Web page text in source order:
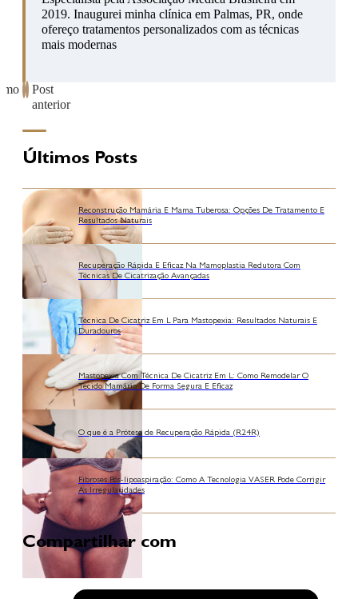
2019. Inaugurei minha clínica em Palmas, PR, onde
ofereço tratamentos personalizados com as técnicas
mais modernas
Post
anterior
Últimos Posts
Reconstrução Mamária E Mama Tuberosa: Opções De Tratamento E
Resultados Naturais
Recuperação Rápida E Eficaz Na Mamoplastia Redutora Com
Técnicas De Cicatrização Avançadas
Técnica De Cicatriz Em L Para Mastopexia: Resultados Naturais E
Duradouros
Mastopexia Com Técnica De Cicatriz Em L: Como Remodelar O
Tecido Mamário De Forma Segura E Eficaz
O que é a Prótese de Recuperação Rápida (R24R)
Fibroses Pós-lipoaspiração: Como A Tecnologia VASER Pode Corrigir
As Irregularidades
Compartilhar com